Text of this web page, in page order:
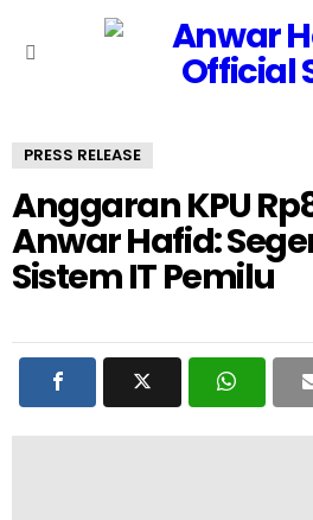
PRESS RELEASE
Anggaran KPU
Anwar Hafid:
Sistem IT Pemilu